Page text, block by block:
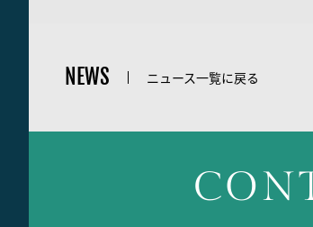
NEWS ニュース一覧に戻る